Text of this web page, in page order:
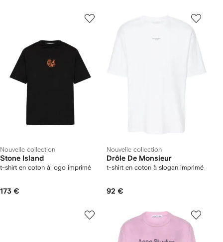
Nouvelle collection
Stone Island
t-shirt en coton à logo imprimé
173 €
Nouvelle collection
Drôle De Monsieur
t-shirt en coton à slogan imprimé
92 €